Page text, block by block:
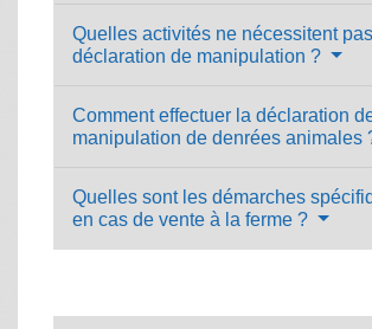
Quelles activités ne nécessitent
déclaration de manipulation ?
Comment effectuer la déclaration
manipulation de denrées animales
Quelles sont les démarches
en cas de vente à la ferme ?